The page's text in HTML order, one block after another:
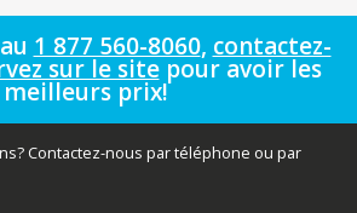
1 877 560-8060, contactez-
sur le sitepour avoir les
meilleurs prix!
Contactez-nous par téléphone ou par